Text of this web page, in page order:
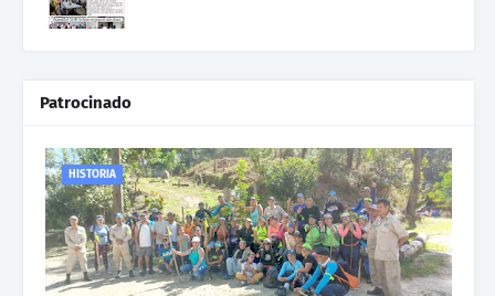
Patrocinado
HISTORIA